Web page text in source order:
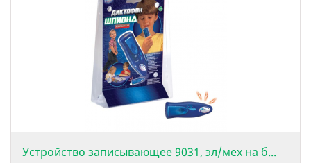
Устройство записывающее 9031, эл/мех на б...